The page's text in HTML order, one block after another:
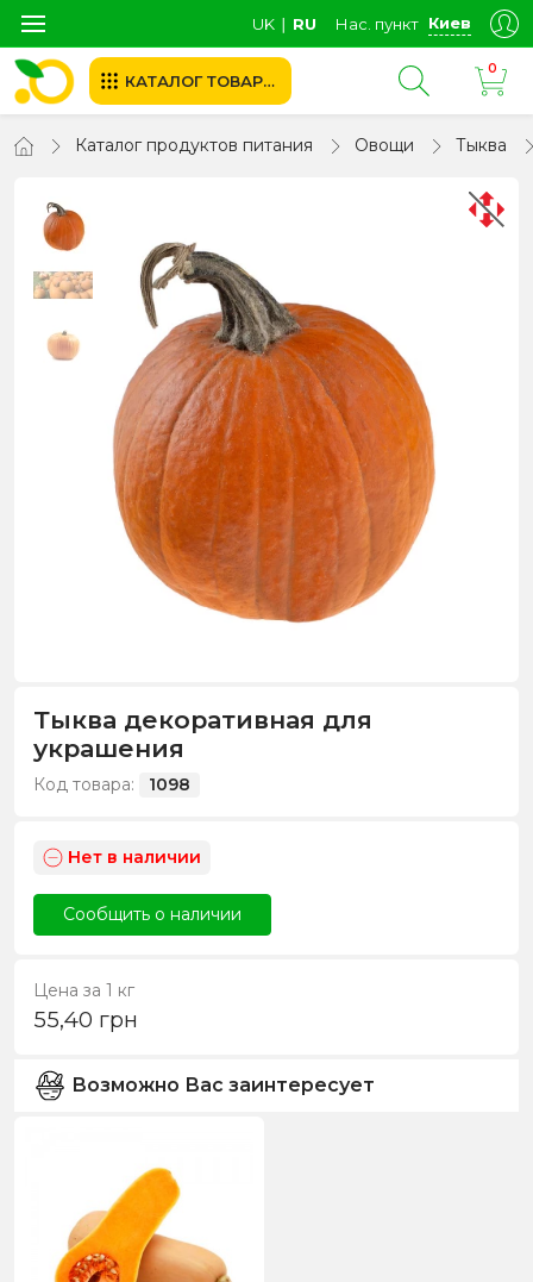
UK ∣ RU Нас. пункт Киев
КАТАЛОГ ТОВАРОВ
0
Каталог продуктов питания Овощи Тыква
Тыква декоративная для
украшения
Код товара: 1098
Нет в наличии
Сообщить о наличии
Цена за 1 кг
55,40 грн
Возможно Вас заинтересует